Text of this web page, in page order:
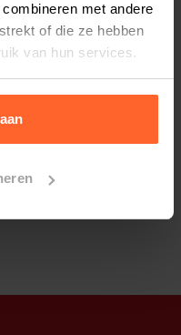
met andere
of die ze hebben
van hun services.
Elke
12 weken